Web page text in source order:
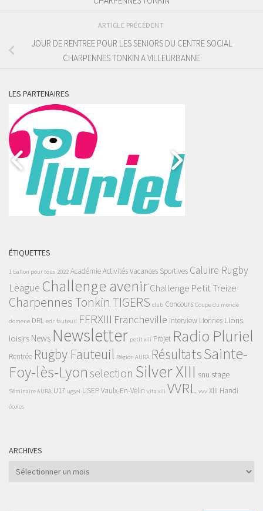
ARTICLE PRÉCÉDENT
JOUR DE RENTREE POUR LES SENIORS DU CENTRE SOCIAL
CHARPENNES TONKIN A VILLEURBANNE
LES PARTENAIRES
ÉTIQUETTES
1 ballon pour tous 2022 AcadémieActivités Vacances Sportives Caluire Rugby
League Challenge avenirChallenge Petit Treize
Charpennes Tonkin TIGERS club Concours Coupe du monde
domene DRL edr fauteuil FFRXIII Francheville Interview Lionnes Lions
loisirs News Newsletter petit xiii Projet Radio Pluriel
Rentrée Rugby Fauteuil Région AURA RésultatsSainte-
Foy-lès-Lyon selection Silver XIII snu stage
Séminaire AURA U17 ugsel USEPVaulx-En-Velin vita xiii VVRL vvv XIII Handi
écoles
ARCHIVES
Archives